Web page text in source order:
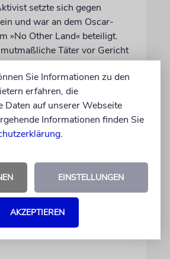
setzte sich gegen
und war an dem Oscar-
»No Other Land« beteiligt.
Täter vor Gericht
Sie Informationen zu den
erfahren, die
Daten auf unserer Webseite
Informationen finden Sie
.
EINSTELLUNGEN
AKZEPTIEREN